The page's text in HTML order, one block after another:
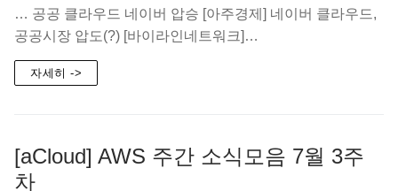
… 공공 클라우드 네이버 압승 [아주경제]​ 네이버 클라우드,
공공시장 압도(?) [바이라인네트워크]…
자세히 ->
[aCloud] AWS 주간 소식모음 7월 3주
차